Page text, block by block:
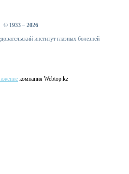
© 1933 – 2026
институт глазных болезней
компания Webtop.kz